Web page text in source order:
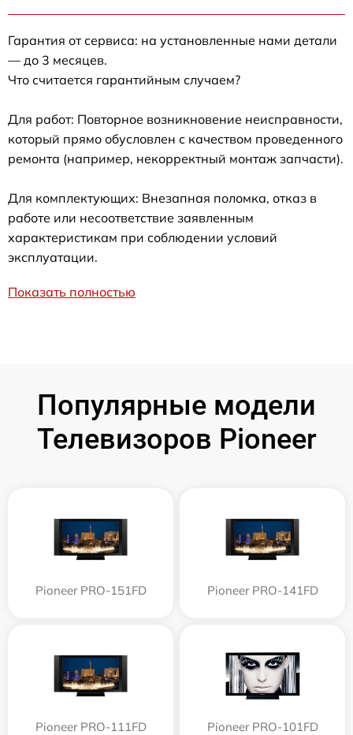
Гарантия от сервиса: на установленные нами детали
— до 3 месяцев.
Что считается гарантийным случаем?
Для работ: Повторное возникновение неисправности,
который прямо обусловлен с качеством проведенного
ремонта (например, некорректный монтаж запчасти).
Для комплектующих: Внезапная поломка, отказ в
работе или несоответствие заявленным
характеристикам при соблюдении условий
эксплуатации.
Показать полностью
Популярные модели
Телевизоров Pioneer
Pioneer PRO-151FD Pioneer PRO-141FD
Pioneer PRO-111FD Pioneer PRO-101FD